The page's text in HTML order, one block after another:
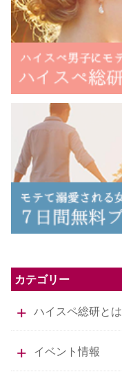
カテゴリー
ハイスペ総研とは
イベント情報